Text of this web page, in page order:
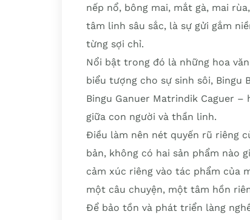
nếp nổ, bông mai, mắt gà, mai
tâm linh sâu sắc, là sự gửi gắm
từng sợi chỉ.
Nổi bật trong đó là những hoa
biểu tượng cho sự sinh sôi,
Bingu Ganuer Matrindik Caguer
giữa con người và thần linh.
Điều làm nên nét quyến rũ riêng
bản, không có hai sản phẩm nào
cảm xúc riêng vào tác phẩm của
một câu chuyện, một tâm hồn
Để bảo tồn và phát triển làng